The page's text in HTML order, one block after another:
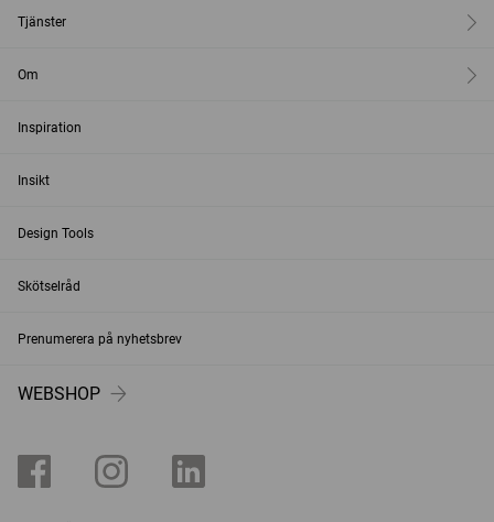
Tjänster
Om
Inspiration
Insikt
Design Tools
Skötselråd
Prenumerera på nyhetsbrev
WEBSHOP